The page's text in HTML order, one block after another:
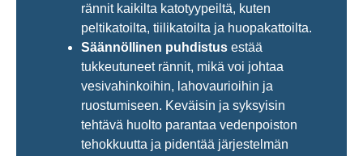
rännit kaikilta katotyypeiltä, kuten
peltikatoilta, tiilikatoilta ja huopakattoilta.
Säännöllinen puhdistus estää
tukkeutuneet rännit, mikä voi johtaa
vesivahinkoihin, lahovaurioihin ja
ruostumiseen. Keväisin ja syksyisin
tehtävä huolto parantaa vedenpoiston
tehokkuutta ja pidentää järjestelmän